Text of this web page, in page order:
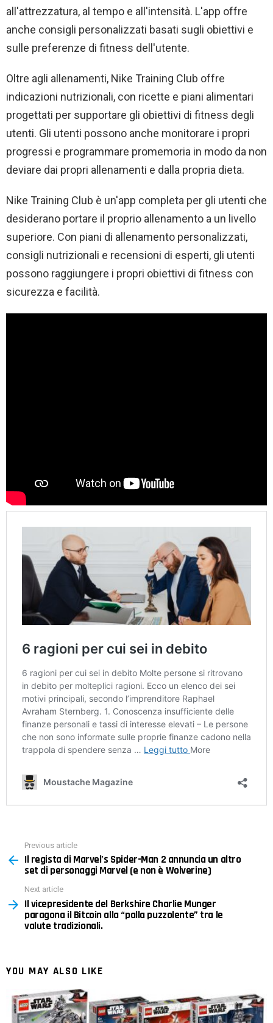
all'attrezzatura, al tempo e all'intensità. L'app offre
anche consigli personalizzati basati sugli obiettivi e
sulle preferenze di fitness dell'utente.
Oltre agli allenamenti, Nike Training Club offre
indicazioni nutrizionali, con ricette e piani alimentari
progettati per supportare gli obiettivi di fitness degli
utenti. Gli utenti possono anche monitorare i propri
progressi e programmare promemoria in modo da non
deviare dai propri allenamenti e dalla propria dieta.
Nike Training Club è un'app completa per gli utenti che
desiderano portare il proprio allenamento a un livello
superiore. Con piani di allenamento personalizzati,
consigli nutrizionali e recensioni di esperti, gli utenti
possono raggiungere i propri obiettivi di fitness con
sicurezza e facilità.
more
Previous article
Il regista di Marvel’s Spider-Man 2 annuncia un altro
set di personaggi Marvel (e non è Wolverine)
Next article
Il vicepresidente del Berkshire Charlie Munger
paragona il Bitcoin alla “palla puzzolente” tra le
valute tradizionali.
YOU MAY ALSO LIKE